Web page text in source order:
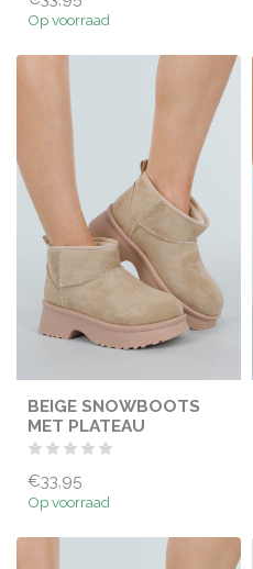
Op voorraad
BEIGE SNOWBOOTS
MET PLATEAU
€33,95
Op voorraad